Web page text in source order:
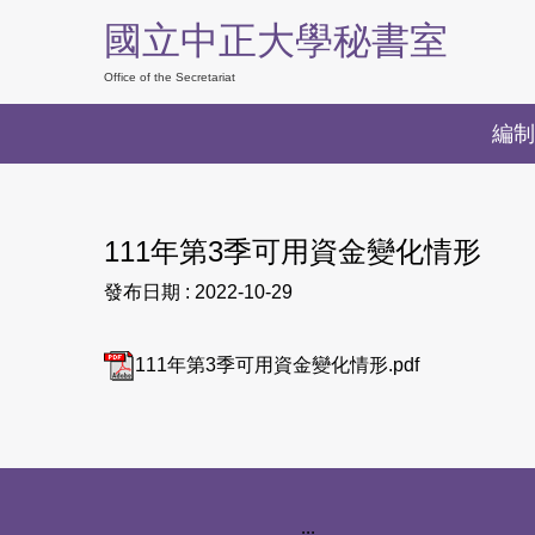
要
容
國立中正大學秘書室
Office of the Secretariat
編制
111年第3季可用資金變化情形
發布日期 : 2022-10-29
111年第3季可用資金變化情形.pdf